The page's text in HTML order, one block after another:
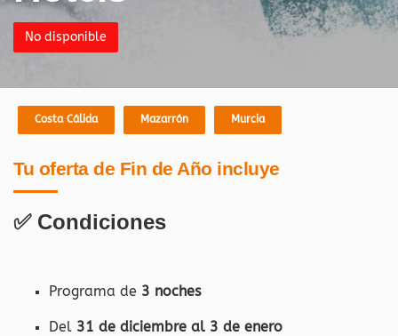
No disponible
Costa Cálida Mazarrón Murcia
Tu oferta de Fin de Año incluye
✅ Condiciones
Programa de 3 noches
Del 31 de diciembre al 3 de enero